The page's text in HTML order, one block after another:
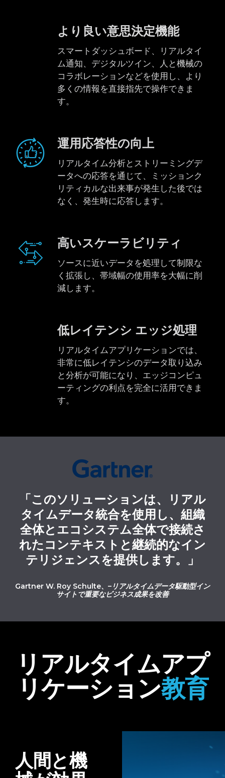
より良い意思決定機能
スマートダッシュボード、リアルタイ
ム通知、デジタルツイン、人と機械の
コラボレーションなどを使用し、より
多くの情報を直接指先で操作できま
す。
運用応答性の向上
リアルタイム分析とストリーミングデ
ータへの応答を通じて、ミッションク
リティカルな出来事が発生した後では
なく、発生時に応答します。
高いスケーラビリティ
ソースに近いデータを処理して制限な
く拡張し、帯域幅の使用率を大幅に削
減します。
低レイテンシ エッジ処理
リアルタイムアプリケーションでは、
非常に低レイテンシのデータ取り込み
と分析が可能になり、エッジコンピュ
ーティングの利点を完全に活用できま
す。
「このソリューションは、リアル
タイムデータ統合を使用し、組織
全体とエコシステム全体で接続さ
れたコンテキストと継続的なイン
テリジェンスを提供します。」
Gartner W. Roy Schulte、– リアルタイムデータ駆動型イン
サイトで重要なビジネス成果を改善
リアルタイムアプ
リケーション教育
人間と機